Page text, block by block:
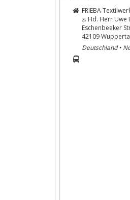
FRIEBA
z. Hd. Herr Uwe
Eschenbeeker
42109
Deutschland •